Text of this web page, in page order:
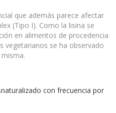
que además parece afectar
(Tipo I). Como la lisina se
en alimentos de procedencia
vegetarianos se ha observado
con frecuencia por